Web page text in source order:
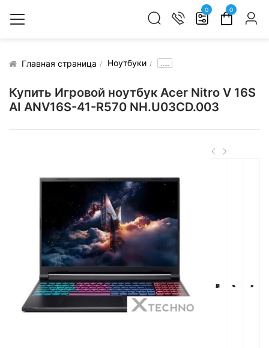
0 0
Главная страница Ноутбуки .....
Купить Игровой ноутбук Acer Nitro V 16S
AI ANV16S-41-R570 NH.U03CD.003